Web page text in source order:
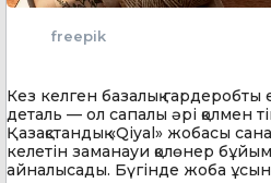
freepik
Кез келген базалық гардеробты
деталь — ол сапалы әрі қолмен
Қазақстандық «Qiyal» жобасы
келетін заманауи қолөнер
айналысады. Бүгінде жоба